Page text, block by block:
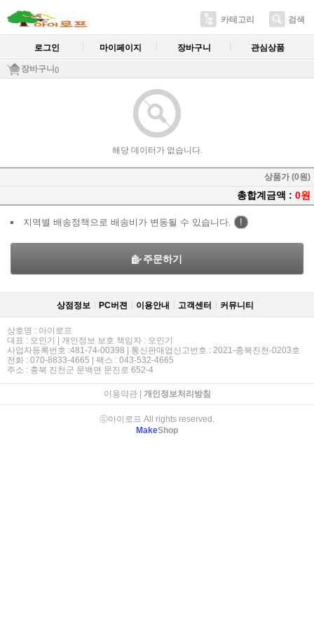
카테고리 검색
로그인 마이페이지 장바구니 관심상품
장바구니 ()
해당 데이터가 없습니다.
상품가 (0원)
총합계금액 : 0원
지역별 배송정책으로 배송비가 변동될 수 있습니다. !
주문하기
상점정보 PC버젼 이용안내 고객센터 커뮤니티
상호명 : 아이로프
대표 : 오인기 | 개인정보 보호 책임자 : 오인기
사업자등록번호 :481-74-00398 | 통신판매업신고번호 : 2021-충북진천-0203호
전화 : 070-8833-4665 | 팩스 : 043-532-4665
주소 : 충북 진천군 문백면 문진로 652-4
이용약관| 개인정보처리방침
ⓒ아이로프 All rights reserved.
MakeShop